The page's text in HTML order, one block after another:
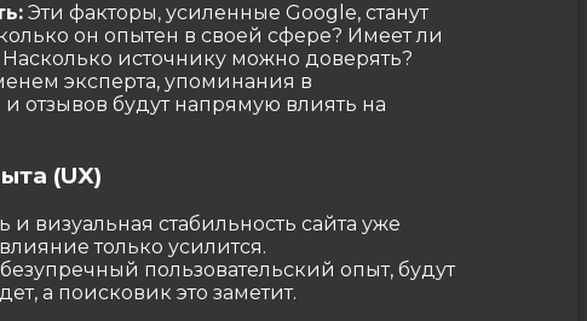
Эти факторы, усиленные Google, станут
он опытен в своей сфере? Имеет ли
источнику можно доверять?
эксперта, упоминания в
отзывов будут напрямую влиять на
(UX)
и визуальная стабильность сайта уже
только усилится.
пользовательский опыт, будут
а поисковик это заметит.